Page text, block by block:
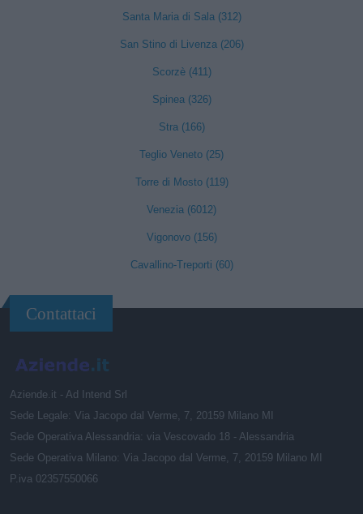
Santa Maria di Sala (312)
San Stino di Livenza (206)
Scorzè (411)
Spinea (326)
Stra (166)
Teglio Veneto (25)
Torre di Mosto (119)
Venezia (6012)
Vigonovo (156)
Cavallino-Treporti (60)
Contattaci
Aziende.it - Ad Intend Srl
Sede Legale: Via Jacopo dal Verme, 7, 20159 Milano MI
Sede Operativa Alessandria: via Vescovado 18 - Alessandria
Sede Operativa Milano: Via Jacopo dal Verme, 7, 20159 Milano MI
P.iva 02357550066